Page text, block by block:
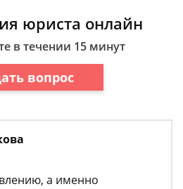
юриста онлайн
в течении 15 минут
вопрос
а именно